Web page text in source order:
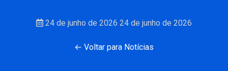
24 de junho de 2026 24 de junho de 2026
← Voltar para Notícias